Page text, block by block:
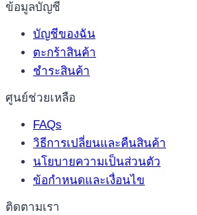
ข้อมูลบัญชี
บัญชีของฉัน
ตะกร้าสินค้า
ชำระสินค้า
ศูนย์ช่วยเหลือ
FAQs
วิธีการเปลี่ยนและคืนสินค้า
นโยบายความเป็นส่วนตัว
ข้อกำหนดและเงื่อนไข
ติดตามเรา